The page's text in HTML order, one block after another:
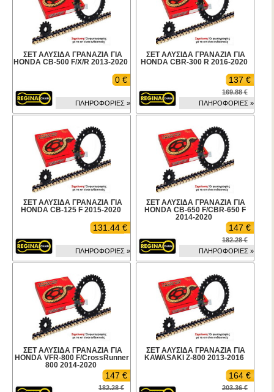
ΣΕΤ ΑΛΥΣΙΔΑ ΓΡΑΝΑΖΙΑ ΓΙΑ
HONDA CB-500 F/X/R 2013-2020
0 €
ΠΛΗΡΟΦΟΡΙΕΣ »
ΣΕΤ ΑΛΥΣΙΔΑ ΓΡΑΝΑΖΙΑ ΓΙΑ
HONDA CBR-300 R 2016-2020
137 €
169.88 €
ΠΛΗΡΟΦΟΡΙΕΣ »
ΣΕΤ ΑΛΥΣΙΔΑ ΓΡΑΝΑΖΙΑ ΓΙΑ
HONDA CB-125 F 2015-2020
131.44 €
ΠΛΗΡΟΦΟΡΙΕΣ »
ΣΕΤ ΑΛΥΣΙΔΑ ΓΡΑΝΑΖΙΑ ΓΙΑ
HONDA CB-650 F/CBR-650 F
2014-2020
147 €
182.28 €
ΠΛΗΡΟΦΟΡΙΕΣ »
ΣΕΤ ΑΛΥΣΙΔΑ ΓΡΑΝΑΖΙΑ ΓΙΑ
HONDA VFR-800 F/CrossRunner
800 2014-2020
147 €
182.28 €
ΣΕΤ ΑΛΥΣΙΔΑ ΓΡΑΝΑΖΙΑ ΓΙΑ
KAWASAKI Z-800 2013-2016
164 €
203.36 €